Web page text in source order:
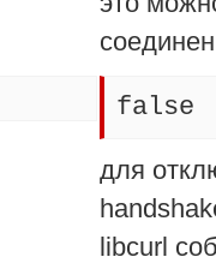
false
для
libcurl